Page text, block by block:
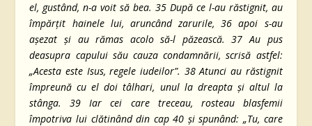
el, gustând, n-a voit să bea. 35După ce l-au răstignit, au
împărțit hainele lui, aruncând zarurile,36 apoi s-au
așezat și au rămas acolo să-l păzească.37 Au pus
deasupra capului său cauza condamnării, scrisă astfel:
„Acesta este Isus, regele iudeilor”. 38Atunci au răstignit
împreună cu el doi tâlhari, unul la dreapta și altul la
stânga.39 Iar cei care treceau, rosteau blasfemii
împotriva lui clătinând din cap40 și spunând: „Tu, care